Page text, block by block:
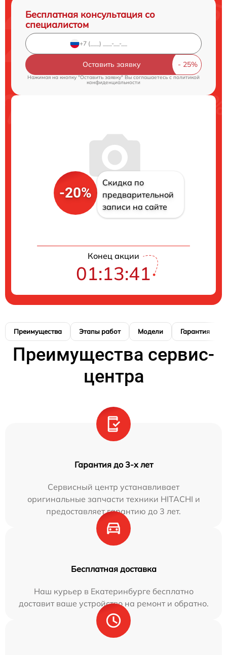
Бесплатная консультация со
специалистом
Оставить заявку
Нажимая на кнопку "Оставить заявку" Вы соглашаетесь cполитикой
конфиденциальности
-20%
Скидка по
предварительной
записи на сайте
Конец акции
01:13:41
Преимущества Этапы работ Модели Гарантия
Преимущества сервис-
центра
Гарантия до 3-х лет
Сервисный центр устанавливает
оригинальные запчасти техники HITACHI и
предоставляет гарантию до 3 лет.
Бесплатная доставка
Наш курьер в Екатеринбурге бесплатно
доставит ваше устройство на ремонт и обратно.